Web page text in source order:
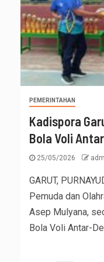
PEMERINTAHAN
Kadispora
Bola Voli
25/05/2026
GARUT,
Pemuda dan
Asep Mulyana,
Bola Voli Antar-